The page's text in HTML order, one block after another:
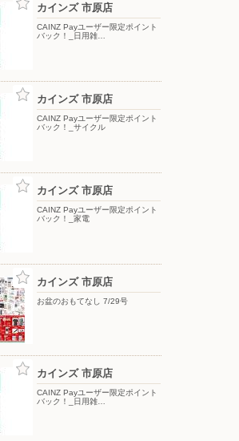
カインズ 市原店
CAINZ Payユーザー限定ポイント
バック！_日用雑…
カインズ 市原店
CAINZ Payユーザー限定ポイント
バック！_サイクル
カインズ 市原店
CAINZ Payユーザー限定ポイント
バック！_家電
カインズ 市原店
お盆のおもてなし 7/29号
カインズ 市原店
CAINZ Payユーザー限定ポイント
バック！_日用雑…